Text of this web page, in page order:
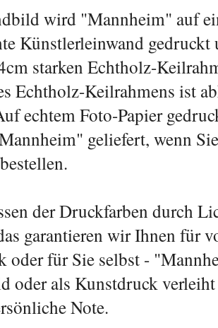
wird "Mannheim" auf
Künstlerleinwand
starken Echtholz-
Echtholz-Keilrahmens ist
echtem Foto-Papier
geliefert, wenn
der Druckfarben durch
garantieren wir Ihnen für
oder für Sie selbst -
oder als Kunstdruck
Note.